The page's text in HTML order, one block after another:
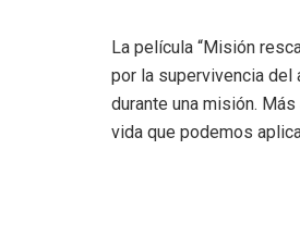
La película “Misión
por la supervivencia del
durante una misión.
vida que podemos